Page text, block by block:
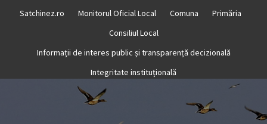
Satchinez.ro Monitorul Oficial Local Comuna
Primăria
Consiliul Local
Informații de interes public și transparență decizională
Integritate instituțională